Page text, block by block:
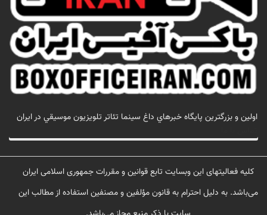
اولين و بزرگترين پايگاه خبرهاي داغ سينما تئاتر تلويزيون موسيقي در ايران
کلیه فعالیتهای این وبسایت تابع قوانین و مقررات جمهوری اسلامی ایران
می‌باشد. به دلیل احترام به قانون مؤلفین و مصنفین استفاده از مطالب این